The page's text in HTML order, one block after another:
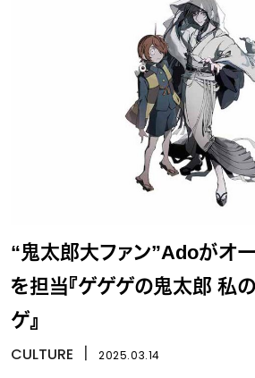
“鬼太郎大ファン”Adoがオ
を担当『ゲゲゲの鬼太郎 私
ゲ』
CULTURE 2025.03.14